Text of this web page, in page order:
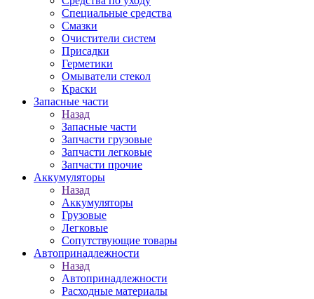
Специальные средства
Смазки
Очистители систем
Присадки
Герметики
Омыватели стекол
Краски
Запасные части
Назад
Запасные части
Запчасти грузовые
Запчасти легковые
Запчасти прочие
Аккумуляторы
Назад
Аккумуляторы
Грузовые
Легковые
Сопутствующие товары
Автопринадлежности
Назад
Автопринадлежности
Расходные материалы